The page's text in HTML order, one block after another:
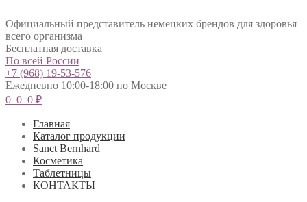
Официальный представитель немецких брендов для здоровья
всего организма
Бесплатная доставка
По всей России
+7 (968) 19-53-576
Ежедневно 10:00-18:00 по Москве
0 0 0 ₽
Главная
Каталог продукции
Sanct Bernhard
Косметика
Таблетницы
КОНТАКТЫ